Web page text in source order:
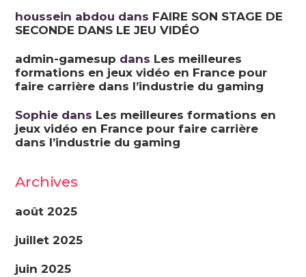
houssein abdou dans FAIRE SON STAGE DE
SECONDE DANS LE JEU VIDÉO
admin-gamesup dans Les meilleures
formations en jeux vidéo en France pour
faire carrière dans l’industrie du gaming
Sophie dans Les meilleures formations en
jeux vidéo en France pour faire carrière
dans l’industrie du gaming
Archives
août 2025
juillet 2025
juin 2025